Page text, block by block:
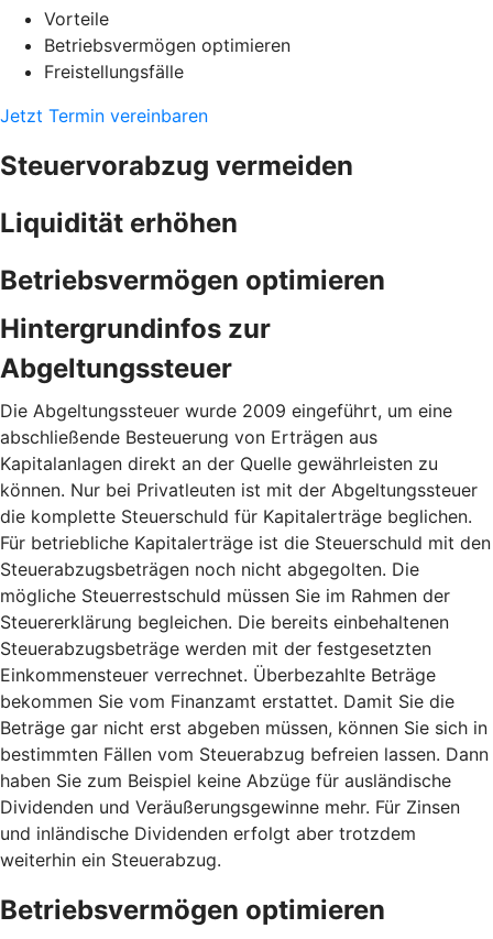
Vorteile
Betriebsvermögen optimieren
Freistellungsfälle
Jetzt Termin vereinbaren
Steuervorabzug vermeiden
Liquidität erhöhen
Betriebsvermögen optimieren
Hintergrundinfos zur
Abgeltungssteuer
Die Abgeltungssteuer wurde 2009 eingeführt, um eine
abschließende Besteuerung von Erträgen aus
Kapitalanlagen direkt an der Quelle gewährleisten zu
können. Nur bei Privatleuten ist mit der Abgeltungssteuer
die komplette Steuerschuld für Kapitalerträge beglichen.
Für betriebliche Kapitalerträge ist die Steuerschuld mit den
Steuerabzugsbeträgen noch nicht abgegolten. Die
mögliche Steuerrestschuld müssen Sie im Rahmen der
Steuererklärung begleichen. Die bereits einbehaltenen
Steuerabzugsbeträge werden mit der festgesetzten
Einkommensteuer verrechnet. Überbezahlte Beträge
bekommen Sie vom Finanzamt erstattet. Damit Sie die
Beträge gar nicht erst abgeben müssen, können Sie sich in
bestimmten Fällen vom Steuerabzug befreien lassen. Dann
haben Sie zum Beispiel keine Abzüge für ausländische
Dividenden und Veräußerungsgewinne mehr. Für Zinsen
und inländische Dividenden erfolgt aber trotzdem
weiterhin ein Steuerabzug.
Betriebsvermögen optimieren